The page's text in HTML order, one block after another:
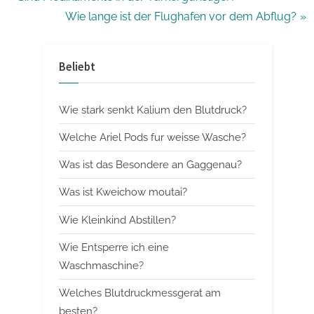
N
t
o
s
t
Wie lange ist der Flughafen vor dem Abflug?
Beliebt
Wie stark senkt Kalium den Blutdruck?
Welche Ariel Pods fur weisse Wasche?
Was ist das Besondere an Gaggenau?
Was ist Kweichow moutai?
Wie Kleinkind Abstillen?
Wie Entsperre ich eine
Waschmaschine?
Welches Blutdruckmessgerat am
besten?